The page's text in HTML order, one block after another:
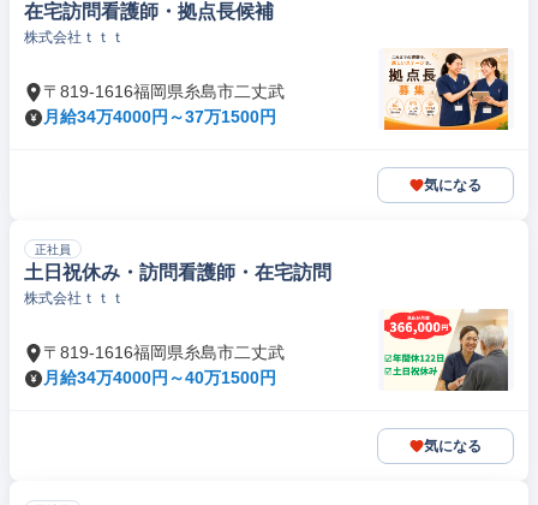
在宅訪問看護師・拠点長候補
株式会社ｔｔｔ
〒819-1616福岡県糸島市二丈武
月給34万4000円～37万1500円
気になる
正社員
土日祝休み・訪問看護師・在宅訪問
株式会社ｔｔｔ
〒819-1616福岡県糸島市二丈武
月給34万4000円～40万1500円
気になる